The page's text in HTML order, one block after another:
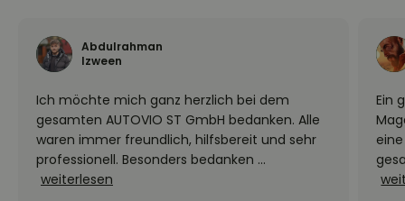
Abdulrahman
Izween
Ich möchte mich ganz herzlich bei dem
gesamten AUTOVIO ST GmbH bedanken. Alle
waren immer freundlich, hilfsbereit und sehr
professionell. Besonders bedanken ...
weiterlesen
Ein